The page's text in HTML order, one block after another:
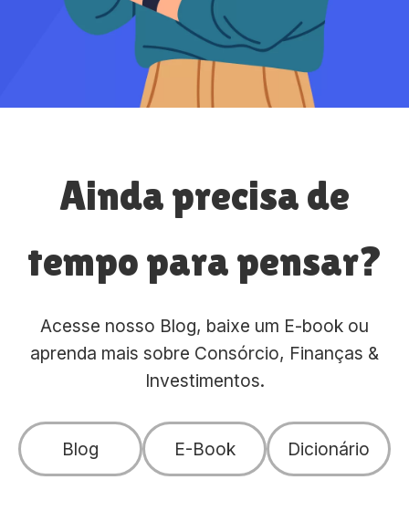
Ainda precisa de
tempo para pensar?
Acesse nosso Blog, baixe um E-book ou
aprenda mais sobre Consórcio, Finanças &
Investimentos.
Blog E-Book Dicionário